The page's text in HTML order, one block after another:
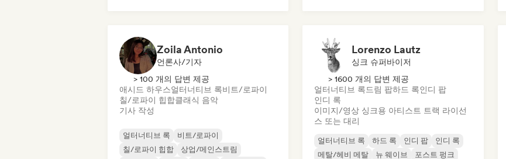
Zoila Antonio
언론사/기자
> 100 개의 답변 제공
애시드 하우스얼터너티브 록비트/로파이
칠/로파이 힙합클래식 음악
기사 작성
얼터너티브 록
비트/로파이
칠/로파이 힙합
상업/메인스트림
Lorenzo Lautz
싱크 슈퍼바이저
> 1600 개의 답변 제공
얼터너티브 록드림 팝하드 록인디 팝
인디 록
이미지/영상 싱크용 아티스트 트랙 라이선
스 또는 대리
얼터너티브 록 하드 록 인디 팝
인디 록
메탈/헤비 메탈
뉴 웨이브 포스트 펑크